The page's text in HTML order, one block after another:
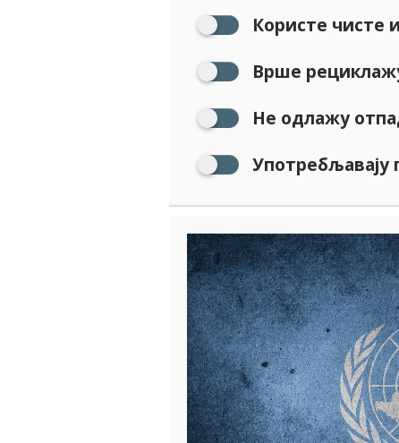
Користе чисте
Врше
Не одлажу
Употребљавају